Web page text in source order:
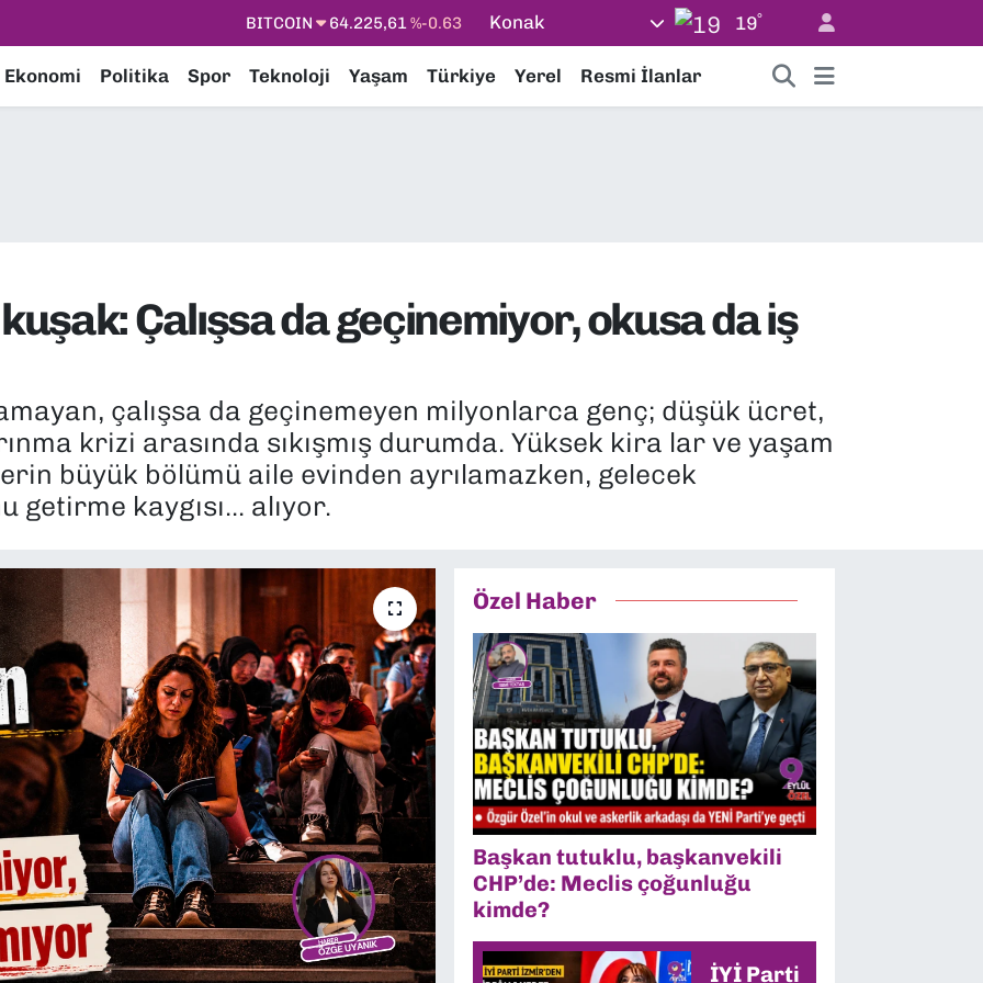
DOLAR
47,7143%0.16
EURO
55,0317
%-0.02
Konak 19°
Ekonomi Politika Spor Teknoloji Yaşam Türkiye Yerel Resmi İlanlar
Çalışsa da geçinemiyor, okusa da iş
çalışsa da geçinemeyen milyonlarca genç; düşük ücret,
krizi arasında sıkışmış durumda. Yüksek kira lar ve yaşam
büyük bölümü aile evinden ayrılamazken, gelecek
getirme kaygısı... alıyor.
Özel Haber
Başkan tutuklu, başkanvekili
CHP’de: Meclis çoğunluğu
kimde?
İYİ Parti